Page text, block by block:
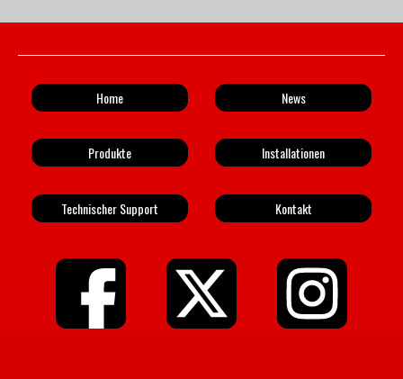
Home News
Produkte Installationen
Technischer Support Kontakt